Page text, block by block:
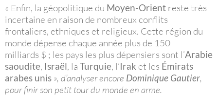
« Enfin, la géopolitique du Moyen-Orient reste très
incertaine en raison de nombreux conflits
frontaliers, ethniques et religieux. Cette région du
monde dépense chaque année plus de 150
milliards $ ; les pays les plus dépensiers sont l’Arabie
saoudite, Israël, la Turquie, l’Irak et les Émirats
arabes unis », d’analyser encore Dominique Gautier,
pour finir son petit tour du monde en arme.